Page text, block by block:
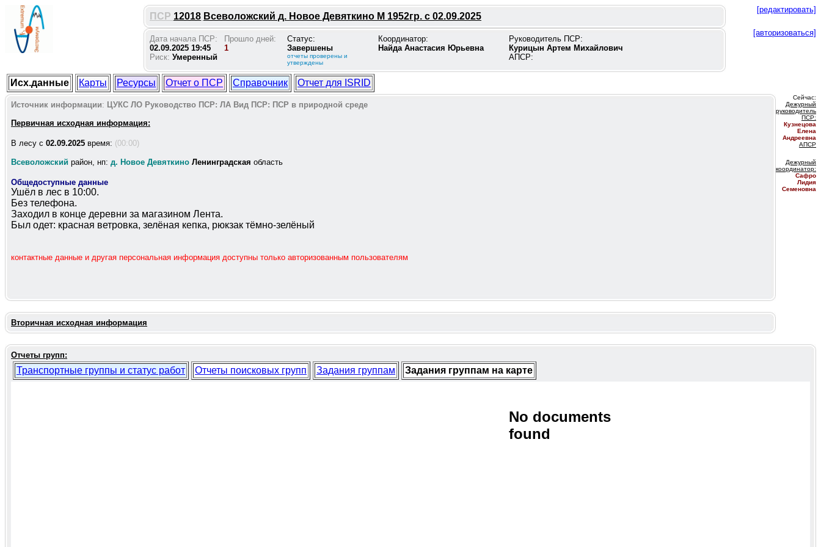
ПСР 12018 Всеволожский д. Новое Девяткино М 1952гр. с 02.09.2025
[редактировать]
Дата начала ПСР:
02.09.2025 19:45
Риск: Умеренный
Прошло дней:
1
Статус:
Завершены
отчеты проверены и
утверждены
Координатор:
Найда Анастасия Юрьевна
Руководитель ПСР:
Курицын Артем Михайлович
АПСР:
[авторизоваться]
Исх.данные Карты Ресурсы Отчет о ПСР Справочник Отчет для ISRID
Источник информации: ЦУКС ЛО Руководство ПСР: ЛА Вид ПСР: ПСР в природной среде
Первичная исходная информация:
В лесу c 02.09.2025 время: (00:00)
Всеволожский район, нп: д. Новое Девяткино Ленинградская область
Общедоступные данные
Ушёл в лес в 10:00.
Без телефона.
Заходил в конце деревни за магазином Лента.
Был одет: красная ветровка, зелёная кепка, рюкзак тёмно-зелёный
контактные данные и другая персональная информация доступны только авторизованным пользователям
Сейчас:
Дежурный
руководитель
ПСР:
Кузнецова
Елена
Андреевна
АПСР
Дежурный
координатор:
Сафро
Лидия
Семеновна
Вторичная исходная информация
Отчеты групп:
Транспортные группы и статус работ Отчеты поисковых групп Задания группам Задания группам на карте
No documents
found